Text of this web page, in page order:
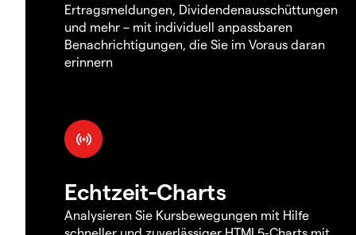
Ertragsmeldungen, Dividendenausschüttungen
und mehr – mit individuell anpassbaren
Benachrichtigungen, die Sie im Voraus daran
erinnern
Echtzeit-Charts
Analysieren Sie Kursbewegungen mit Hilfe
schneller und zuverlässiger HTML5-Charts mit